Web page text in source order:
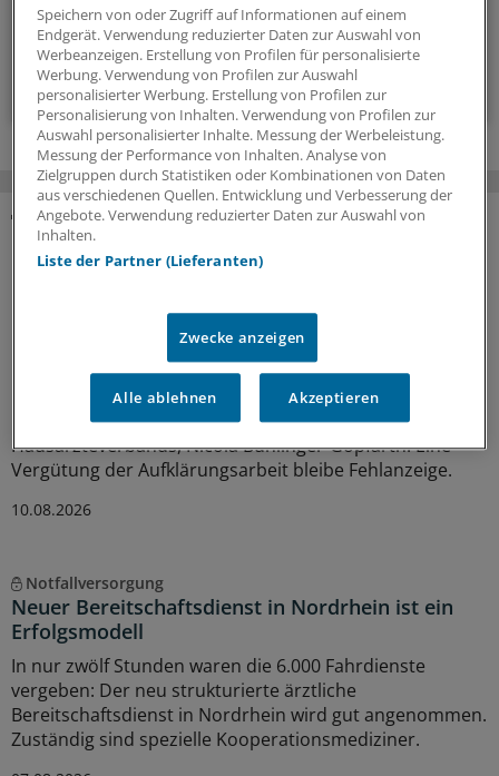
14-tägig, donnerstags
Zum Abonnieren bitte anmelden
MEHR ZUM THEMA
Buhlinger-Göpfarth: „Mit Plänen allein retten wir
niemanden vor dem Hitzetod!“
Der Staat verlasse sich beim Hitzeschutz auf allen
Ebenen auf Hausarztpraxen und Kliniken, sagt die
Bundesvorsitzende des Hausärztinnen- und
Hausärzteverbands, Nicola Buhlinger-Göpfarth. Eine
Vergütung der Aufklärungsarbeit bleibe Fehlanzeige.
10.08.2026
Notfallversorgung
Neuer Bereitschaftsdienst in Nordrhein ist ein
Erfolgsmodell
In nur zwölf Stunden waren die 6.000 Fahrdienste
vergeben: Der neu strukturierte ärztliche
Bereitschaftsdienst in Nordrhein wird gut angenommen.
Zuständig sind spezielle Kooperationsmediziner.
Speichern von oder Zugriff auf Informationen auf einem
Endgerät. Verwendung reduzierter Daten zur Auswahl von
Werbeanzeigen. Erstellung von Profilen für personalisierte
Werbung. Verwendung von Profilen zur Auswahl
personalisierter Werbung. Erstellung von Profilen zur
Personalisierung von Inhalten. Verwendung von Profilen zur
Auswahl personalisierter Inhalte. Messung der Werbeleistung.
Messung der Performance von Inhalten. Analyse von
Zielgruppen durch Statistiken oder Kombinationen von Daten
aus verschiedenen Quellen. Entwicklung und Verbesserung der
Angebote. Verwendung reduzierter Daten zur Auswahl von
Inhalten.
Liste der Partner (Lieferanten)
Zwecke anzeigen
Alle ablehnen Akzeptieren